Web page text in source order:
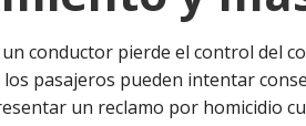
un conductor pierde el control del
pasajeros pueden intentar
un reclamo por homicidio